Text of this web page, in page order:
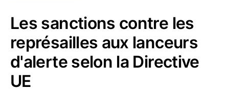
Les sanctions contre les
représailles aux lanceurs
d'alerte selon la Directive
UE